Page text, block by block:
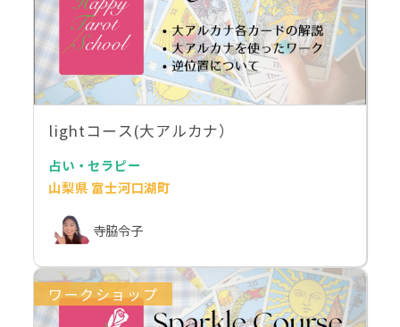
lightコース(大アルカナ）
占い・セラピー
山梨県 富士河口湖町
寺脇令子
ワークショップ